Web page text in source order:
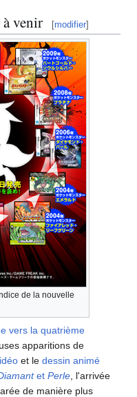
venir [modifier]
de la nouvelle
vers la quatrième
apparitions de
et le dessin animé
et Perle , l'arrivée
de manière plus